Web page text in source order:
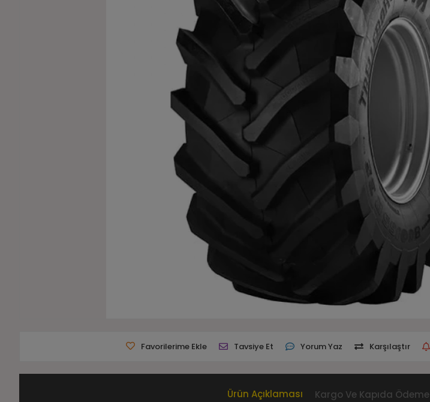
Favorilerime Ekle Tavsiye Et Yorum Yaz Karşılaştır
Ürün Açıklaması Kargo Ve Kapıda Ödeme